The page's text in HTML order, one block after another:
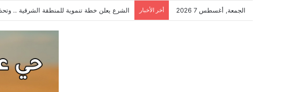
الجمعة, أغسطس 7 2026 أخر الأخبار الشرع يعلن خطة تنموية للمنطقة الشرقية ..